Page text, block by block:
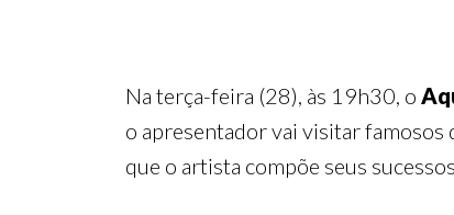
Na terça-feira (28), às 19h30, o
o apresentador vai visitar famosos
que o artista compõe seus